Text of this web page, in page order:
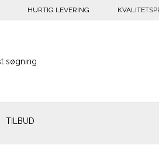
HURTIG LEVERING
TILBUD